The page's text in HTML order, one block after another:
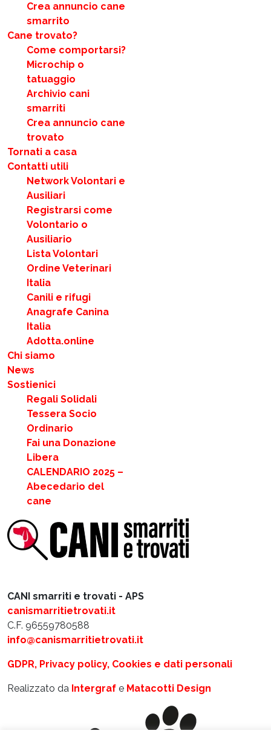
CANI smarriti e trovati - APS
canismarritietrovati.it
C.F. 96559780588
info@canismarritietrovati.it
GDPR, Privacy policy, Cookies e dati personali
Realizzato da Intergraf e Matacotti Design
Crea annuncio cane
smarrito
Cane trovato?
Come comportarsi?
Microchip o
tatuaggio
Archivio cani
smarriti
Crea annuncio cane
trovato
Tornati a casa
Contatti utili
Network Volontari e
Ausiliari
Registrarsi come
Volontario o
Ausiliario
Lista Volontari
Ordine Veterinari
Italia
Canili e rifugi
Anagrafe Canina
Italia
Adotta.online
Chi siamo
News
Sostienici
Regali Solidali
Tessera Socio
Ordinario
Fai una Donazione
Libera
CALENDARIO 2025 –
Abecedario del
cane